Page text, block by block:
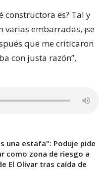
constructora es? Tal y
varias embarradas, ¡se
que me criticaron
con justa razón”,
una estafa": Poduje pide
como zona de riesgo a
El Olivar tras caída de